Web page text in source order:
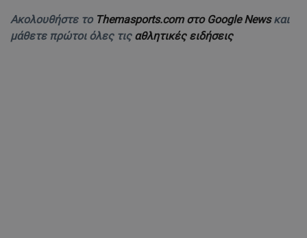
Ακολουθήστε το Themasports.com στο Google Newsκαι
μάθετε πρώτοι όλες τις αθλητικές ειδήσεις